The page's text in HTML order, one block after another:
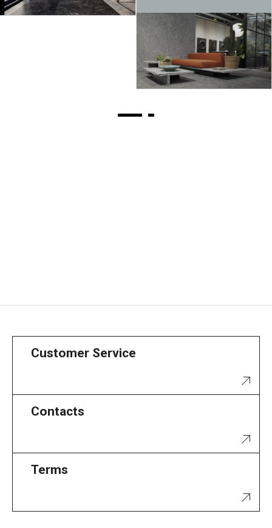
nel mondo per aver reso
abitazioni private ed
edifici più salubri e unici
grazie all'utilizzo di
pietre naturali.
Customer Service
Contacts
Terms